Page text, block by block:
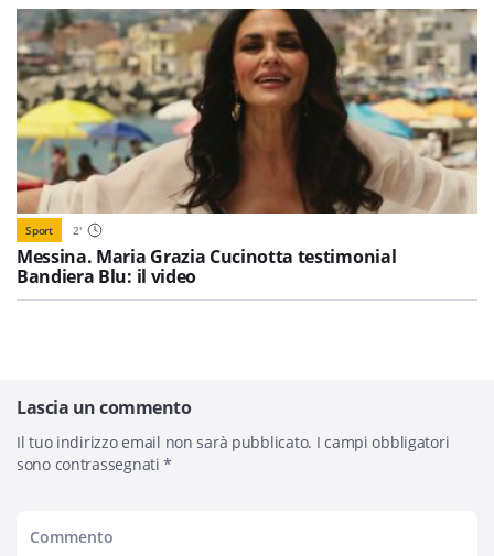
Sport 2'
Messina. Maria Grazia Cucinotta testimonial
Bandiera Blu: il video
Lascia un commento
Il tuo indirizzo email non sarà pubblicato. I campi obbligatori
sono contrassegnati*